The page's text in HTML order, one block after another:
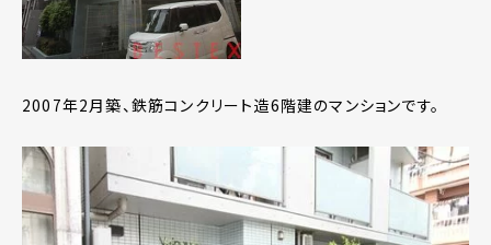
2007年2月築、鉄筋コンクリート造6階建のマンションです。